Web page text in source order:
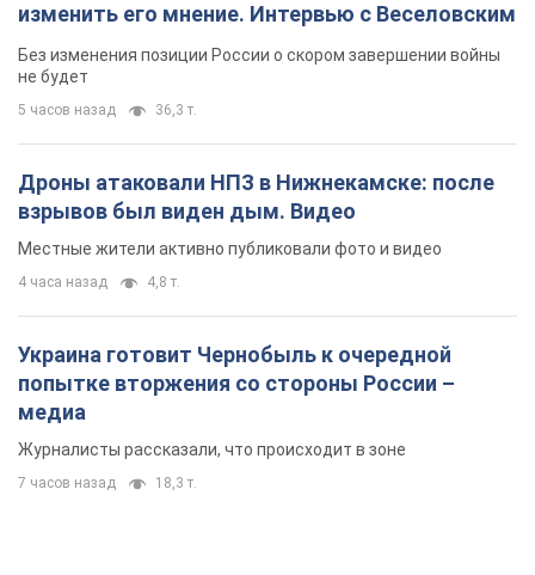
изменить его мнение. Интервью с Веселовским
Без изменения позиции России о скором завершении войны
не будет
5 часов назад 36,3 т.
Дроны атаковали НПЗ в Нижнекамске: после
взрывов был виден дым. Видео
Местные жители активно публиковали фото и видео
4 часа назад 4,8 т.
Украина готовит Чернобыль к очередной
попытке вторжения со стороны России –
медиа
Журналисты рассказали, что происходит в зоне
7 часов назад 18,3 т.